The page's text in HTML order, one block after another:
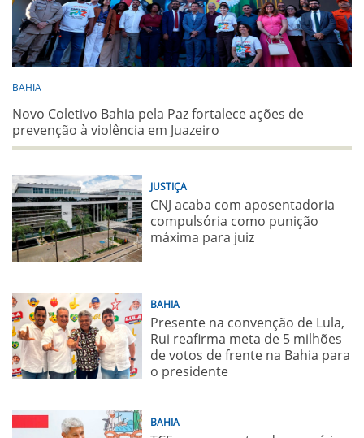
BAHIA
Novo Coletivo Bahia pela Paz fortalece ações de
prevenção à violência em Juazeiro
JUSTIÇA
CNJ acaba com aposentadoria
compulsória como punição
máxima para juiz
BAHIA
Presente na convenção de Lula,
Rui reafirma meta de 5 milhões
de votos de frente na Bahia para
o presidente
BAHIA